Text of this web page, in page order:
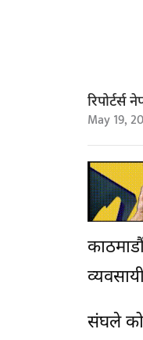
रिपोर्टर्स
May 19,
संघले